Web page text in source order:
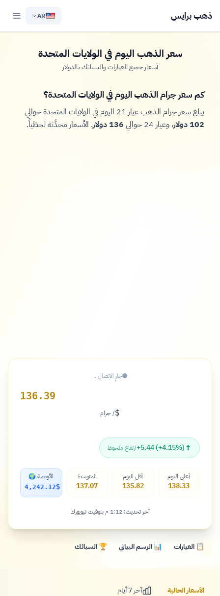
ذهب برايس AR
سعر الذهب اليوم في الولايات المتحدة
أسعار جميع العيارات والسبائك بالدولار
كم سعر جرام الذهب اليوم في الولايات المتحدة؟
يبلغ سعر جرام الذهب عيار 21 اليوم في الولايات المتحدة حوالي
102 دولار
، وعيار 24 حوالي 136 دولار . الأسعار محدَّثة لحظياً.
جارٍ الاتصال...
136.39
$/ جرام
↑
+5.44 (+4.15%)ارتفاع ملحوظ
أعلى اليوم
138.33
أقل اليوم
135.82
المتوسط
137.07
الأونصة 🌍
4,242.12$
آخر تحديث: 1:12 م بتوقيت نيويورك
📋 العيارات 📊 الرسم البياني 🏆 السبائك
الأسعار الحالية آخر 7 أيام